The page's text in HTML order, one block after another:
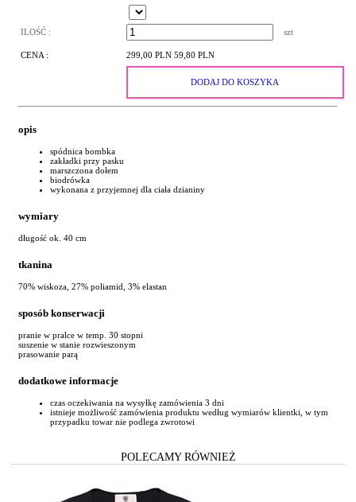
ILOŚĆ : szt
CENA : 299,00 PLN 59,80 PLN
DODAJ DO KOSZYKA
opis
spódnica bombka
zakładki przy pasku
marszczona dołem
biodrówka
wykonana z przyjemnej dla ciała dzianiny
wymiary
długość ok. 40 cm
tkanina
70% wiskoza, 27% poliamid, 3% elastan
sposób konserwacji
pranie w pralce w temp. 30 stopni
suszenie w stanie rozwieszonym
prasowanie parą
dodatkowe informacje
czas oczekiwania na wysyłkę zamówienia 3 dni
istnieje możliwość zamówienia produktu według wymiarów klientki, w tym
przypadku towar nie podlega zwrotowi
POLECAMY RÓWNIEŻ